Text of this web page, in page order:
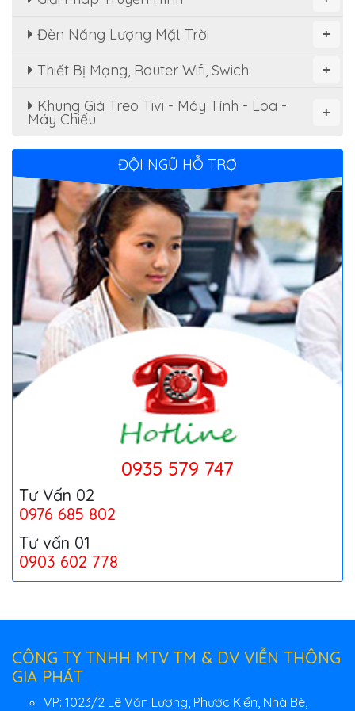
+
Đèn Năng Lượng Mặt Trời
+
Thiết Bị Mạng, Router Wifi, Swich
+
Khung Giá Treo Tivi - Máy Tính - Loa -
Máy Chiếu
ĐỘI NGŨ HỖ TRỢ
0935 579 747
Tư Vấn 02
0976 685 802
Tư vấn 01
0903 602 778
CÔNG TY TNHH MTV TM & DV VIỄN THÔNG
GIA PHÁT
VP: 1023/2 Lê Văn Lương, Phước Kiển, Nhà Bè,